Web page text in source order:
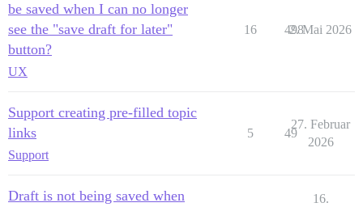
be saved when I can no longer
see the "save draft for later"
button?
UX
16 498
2. Mai 2026
Support creating pre-filled topic
links
Support
5 49
27. Februar
2026
Draft is not being saved when
16.